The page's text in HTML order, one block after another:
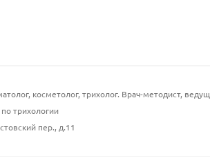
косметолог, трихолог. Врач-методист,
по трихологии
пер., д.11